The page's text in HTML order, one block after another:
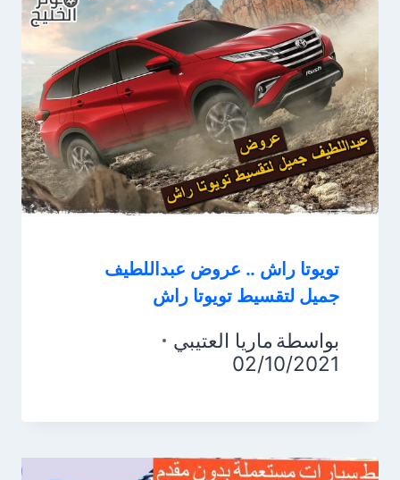
تويوتا راش .. عروض عبداللطيف
جميل لتقسيط تويوتا راش
بواسطة ماريا العتيبي
02/10/2021